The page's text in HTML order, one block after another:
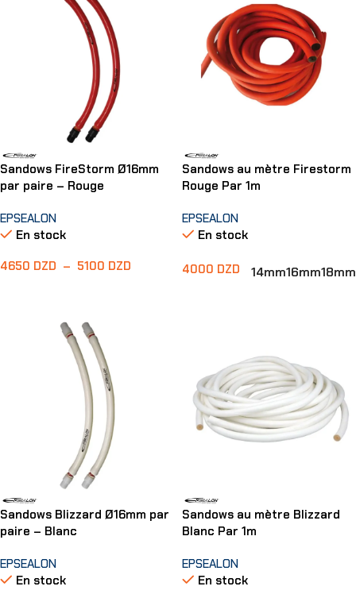
Sandows FireStorm Ø16mm
par paire – Rouge
EPSEALON
En stock
4650 DZD – 5100 DZD
Sandows au mètre Firestorm
Rouge Par 1m
EPSEALON
En stock
4000 DZD 14mm16mm18mm
Sandows Blizzard Ø16mm par
paire – Blanc
EPSEALON
En stock
Sandows au mètre Blizzard
Blanc Par 1m
EPSEALON
En stock